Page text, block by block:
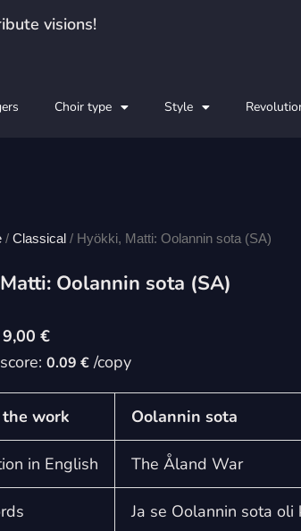
visions!
Choir type Style
/Classical / Hyökki, Matti: Oolannin sota (SA)
Oolannin sota (SA)
9,00€
0.09 € /copy
work Oolannin sota
in English The Åland War
Ja se Oolannin sota oli